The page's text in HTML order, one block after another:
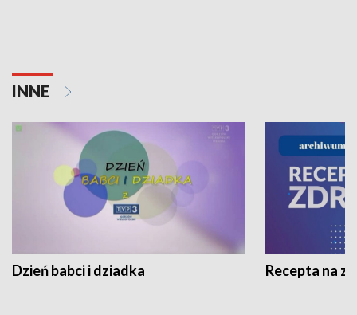
INNE
Dzień babci i dziadka Recepta na